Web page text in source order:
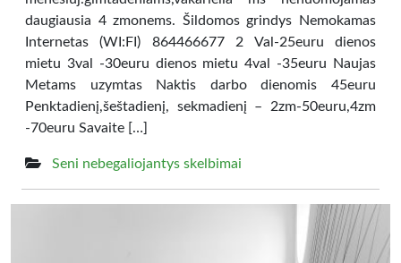
daugiausia 4 zmonems. Šildomos grindys Nemokamas
Internetas (WI:FI) 864466677 2 Val-25euru dienos
mietu 3val -30euru dienos mietu 4val -35euru Naujas
Metams uzymtas Naktis darbo dienomis 45euru
Penktadienį,šeštadienį, sekmadienį – 2zm-50euru,4zm
-70euru Savaite […]
Seni nebegaliojantys skelbimai